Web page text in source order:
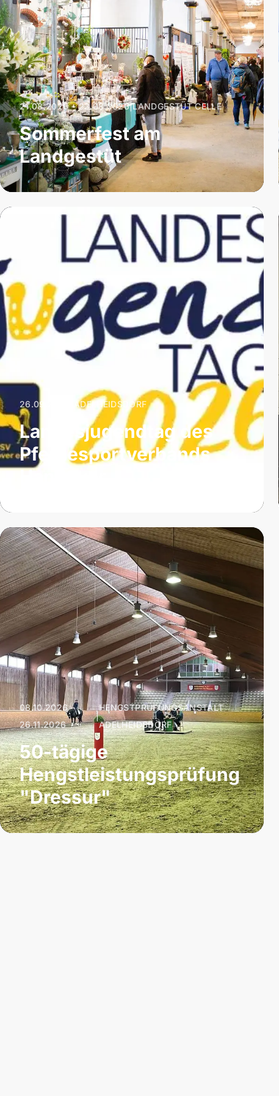
21.08.2026 – 23.08.2026|LANDGESTÜT CELLE
Sommerfest am
Landgestüt
26.09.2026 ADELHEIDSDORF
Landesjugendtag des
Pferdesportverbands
Hannover
08.10.2026 –
26.11.2026
|
HENGSTPRÜFUNGSANSTALT
ADELHEIDSDORF
50-tägige
Hengstleistungsprüfung
"Dressur"